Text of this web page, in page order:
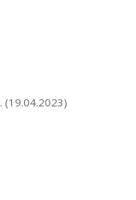
. (19.04.2023)